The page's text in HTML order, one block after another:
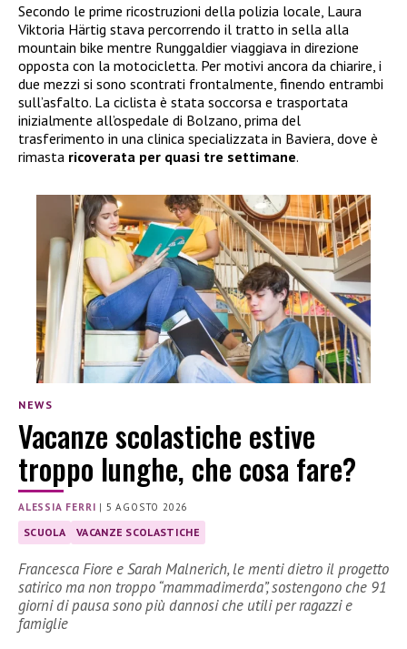
Secondo le prime ricostruzioni della polizia locale, Laura
Viktoria Härtig stava percorrendo il tratto in sella alla
mountain bike mentre Runggaldier viaggiava in direzione
opposta con la motocicletta. Per motivi ancora da chiarire, i
due mezzi si sono scontrati frontalmente, finendo entrambi
sull’asfalto. La ciclista è stata soccorsa e trasportata
inizialmente all’ospedale di Bolzano, prima del
trasferimento in una clinica specializzata in Baviera, dove è
rimasta ricoverata per quasi tre settimane.
NEWS
Vacanze scolastiche estive
troppo lunghe, che cosa fare?
ALESSIA FERRI | 5 AGOSTO 2026
SCUOLA VACANZE SCOLASTICHE
Francesca Fiore e Sarah Malnerich, le menti dietro il progetto
satirico ma non troppo “mammadimerda”, sostengono che 91
giorni di pausa sono più dannosi che utili per ragazzi e
famiglie